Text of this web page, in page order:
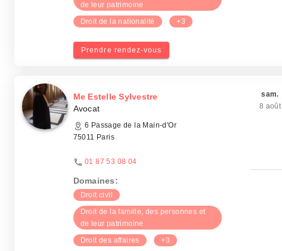
de leur patrimoine
Droit de la nationalité
+3
Prendre rendez-vous
Me Estelle Sylvestre
Avocat
6 Passage de la Main-d'Or
75011 Paris
01 87 53 08 04
Domaines:
Droit civil
Droit de la famille, des personnes et
de leur patrimoine
Droit des affaires
+3
sam.
8 août